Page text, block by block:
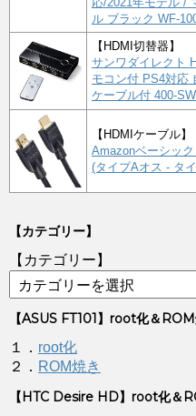
ル ブラック WF-
【HDMI切替器】
サンワダイレクト
モコン付 PS4対応
ケーブル付 400-
【HDMIケーブル】
Amazonベーシッ
(タイプAオス - タ
【カテゴリー】
【カテゴリー】
【ASUS FT101】root化＆
１． root化
２． ROM焼き
【HTC Desire HD】root化＆